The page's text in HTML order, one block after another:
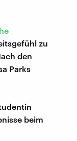
zu
den
Parks
beim